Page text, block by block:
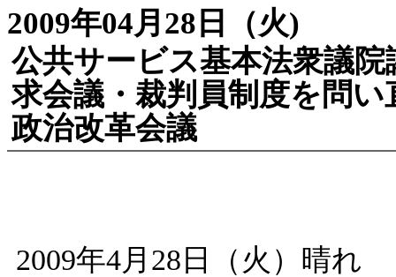
2009年04月28日（火)
公共サービス基本法衆議
求会議・裁判員制度を問
政治改革会議
2009年4月28日（火）晴れ